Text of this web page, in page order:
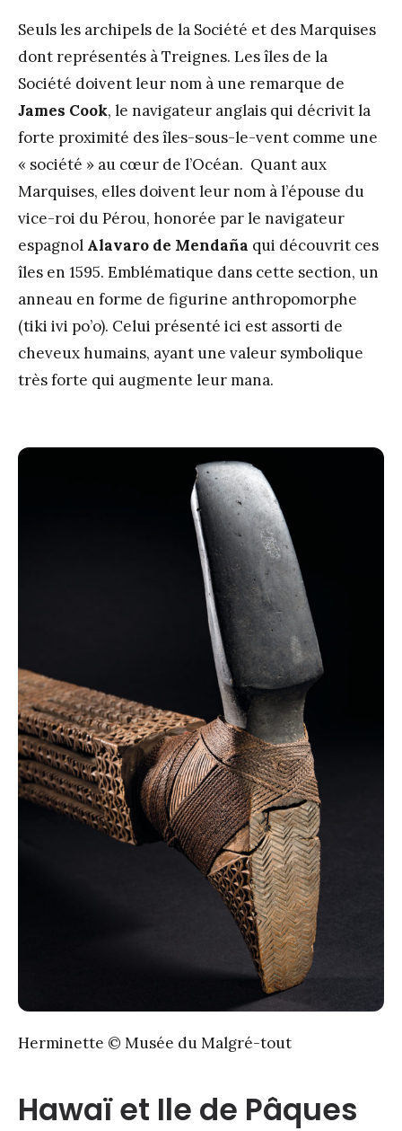
Seuls les archipels de la Société et des Marquises
dont représentés à Treignes. Les îles de la
Société doivent leur nom à une remarque de
James Cook, le navigateur anglais qui décrivit la
forte proximité des îles-sous-le-vent comme une
« société » au cœur de l’Océan. Quant aux
Marquises, elles doivent leur nom à l’épouse du
vice-roi du Pérou, honorée par le navigateur
espagnol Alavaro de Mendaña qui découvrit ces
îles en 1595. Emblématique dans cette section, un
anneau en forme de figurine anthropomorphe
(tiki ivi po’o). Celui présenté ici est assorti de
cheveux humains, ayant une valeur symbolique
très forte qui augmente leur mana.
Herminette © Musée du Malgré-tout
Hawaï et Ile de Pâques